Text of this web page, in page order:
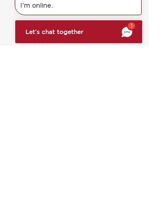
Let’s chat together
1
I'm online.
a kontrolujte, jak jsou vaše informace